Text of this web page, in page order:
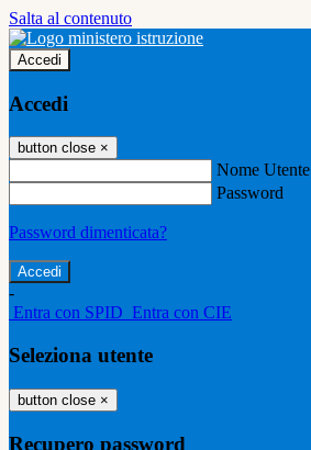
Salta al contenuto
Accedi
Accedi
button close ×
Nome Utente
Password
Password dimenticata?
-
Entra con SPID Entra con CIE
Seleziona utente
button close ×
Recupero password